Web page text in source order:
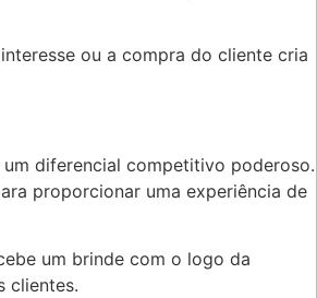
ou a compra do cliente cria
um diferencial competitivo poderoso.
proporcionar uma experiência de
um brinde com o logo da
clientes.